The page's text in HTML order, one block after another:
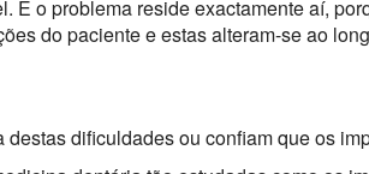
E o problema reside exactamente aí,
do paciente e estas alteram-se ao
dificuldades ou confiam que os